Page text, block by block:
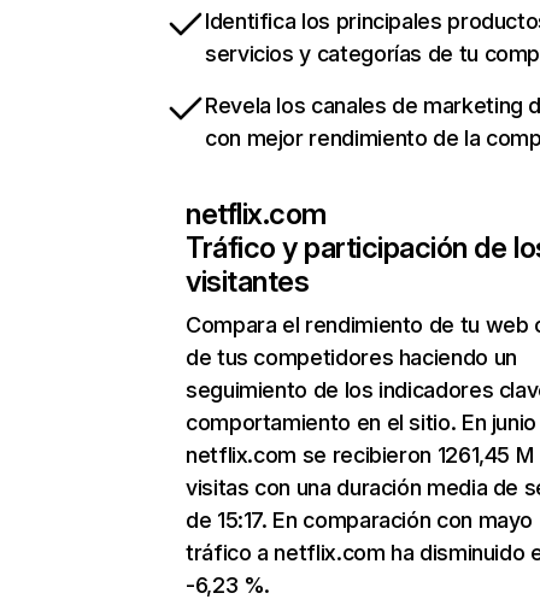
Identifica los principales
servicios y categorías de tu
Revela los canales de marketing
con mejor rendimiento de la
netflix.com
Tráfico y participación de
visitantes
Compara el rendimiento de tu web
de tus competidores haciendo un
seguimiento de los indicadores
comportamiento en el sitio. En junio
netflix.com se recibieron 1261,45 M
visitas con una duración media de
de 15:17. En comparación con mayo
tráfico a netflix.com ha disminuido
-6,23 %.